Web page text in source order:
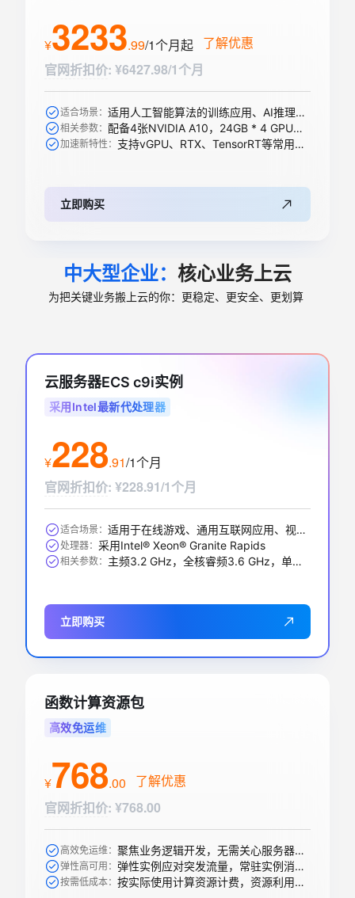
¥3233.99/1个月起 了解优惠
官网折扣价: ¥6427.98/1个月
适合场景： 适用人工智能算法的训练应用、AI推理、科学计算等
相关参数： 配备4张NVIDIA A10，24GB * 4 GPU显存
加速新特性： 支持vGPU、RTX、TensorRT等常用加速功能
立即购买
中大型企业： 核心业务上云
为把关键业务搬上云的你：更稳定、更安全、更划算
云服务器ECS c9i实例
采用Intel最新代处理器
¥228.91/1个月
官网折扣价: ¥228.91/1个月
适合场景： 适用于在线游戏、通用互联网应用、视频编解码、数据库应用、搜索推荐等
处理器： 采用Intel® Xeon® Granite Rapids
相关参数： 主频3.2 GHz，全核睿频3.6 GHz，单核最大睿频3.9GHz
立即购买
函数计算资源包
高效免运维
¥768.00
了解优惠
官网折扣价: ¥768.00
高效免运维： 聚焦业务逻辑开发，无需关心服务器购买等运维操作
弹性高可用： 弹性实例应对突发流量，常驻实例消除冷启动
按需低成本： 按实际使用计算资源计费，资源利用率高